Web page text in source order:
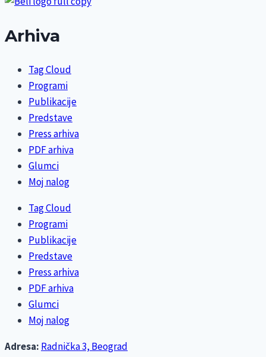
Arhiva
Tag Cloud
Programi
Publikacije
Predstave
Press arhiva
PDF arhiva
Glumci
Moj nalog
Tag Cloud
Programi
Publikacije
Predstave
Press arhiva
PDF arhiva
Glumci
Moj nalog
Adresa: Radnička 3, Beograd